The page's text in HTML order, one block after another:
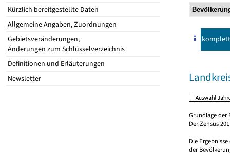
Kürzlich bereitgestellte Daten
Allgemeine Angaben, Zuordnungen
Gebietsveränderungen,
Änderungen zum Schlüsselverzeichnis
Definitionen und Erläuterungen
Newsletter
komplett
Grundlage der
Der Zensus
Die
der